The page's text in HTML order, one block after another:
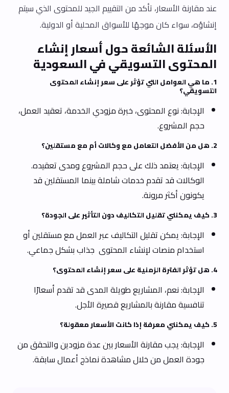
عند مقارنة الأسعار، تأكد من التقييم الجيد للمحتوى الذي سيتم
إنشاؤه، سواء كان موجهًا للأسواق المحلية أو الدولية.
الأسئلة الشائعة حول أسعار إنشاء
المحتوى التسويقي في السعودية
1. ما هي العوامل التي تؤثر على سعر إنشاء المحتوى
التسويقي؟
الإجابة: نوع المحتوى، خبرة مزودي الخدمة، تعقيد العمل،
حجم المشروع.
2. هل من الأفضل التعامل مع وكالات أم مع مستقلين؟
الإجابة: يعتمد ذلك على حجم المشروع ومدى تعقيده.
الوكالات قد تقدم خدمات شاملة بينما المستقلين قد
يكونون أكثر مرونة.
3. كيف يمكنني تقليل التكاليف دون التأثير على الجودة؟
الإجابة: يمكن تقليل التكاليف عبر العمل مع مستقلين أو
استخدام منصات لإنشاء المحتوى جذاب بشكل جماعي.
4. هل تؤثر الفترة الزمنية على سعر إنشاء المحتوى؟
الإجابة: نعم، المشاريع طويلة المدى قد تقدم أسعارًا
تنافسية مقارنة بالمشاريع قصيرة الأجل.
5. كيف يمكنني معرفة إذا كانت الأسعار معقولة؟
الإجابة: يجب مقارنة الأسعار بين عدة مزودين والتحقق من
جودة العمل من خلال مشاهدة نماذج أعمال سابقة.